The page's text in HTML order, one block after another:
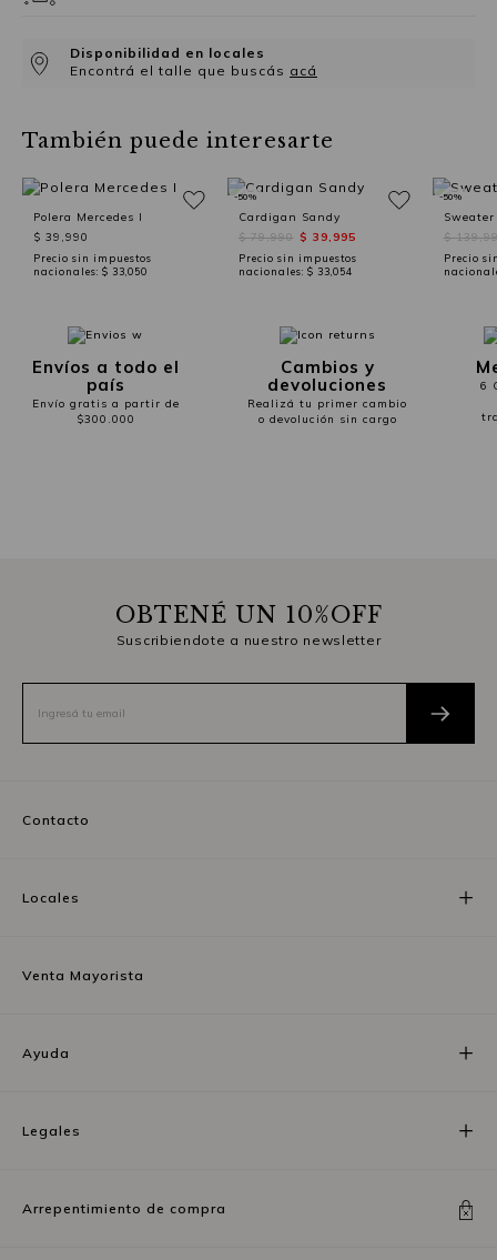
Disponibilidad en locales
Encontrá el talle que buscás acá
También puede interesarte
Polera Mercedes I
$ 39,990
Precio sin impuestos
nacionales: $ 33,050
Cardigan Sandy
$ 79,990 $ 39,995
Precio sin impuestos
nacionales: $ 33,054
-50%
$
Precio
-50%
Envíos a todo el
país
Envío gratis a partir de
$300.000
Cambios y
devoluciones
Realizá tu primer cambio
o devolución sin cargo
6
OBTENÉ UN 10%OFF
Suscribiendote a nuestro newsletter
Contacto
Locales
Venta Mayorista
Ayuda
Legales
Arrepentimiento de compra